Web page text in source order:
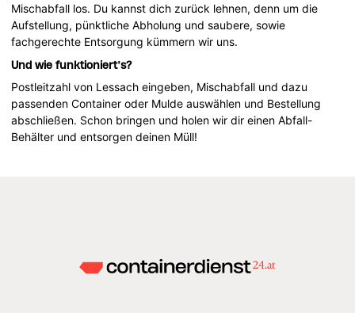
Mischabfall los. Du kannst dich zurück lehnen, denn um die
Aufstellung, pünktliche Abholung und saubere, sowie
fachgerechte Entsorgung kümmern wir uns.
Und wie funktioniert’s?
Postleitzahl von Lessach eingeben, Mischabfall und dazu
passenden Container oder Mulde auswählen und Bestellung
abschließen. Schon bringen und holen wir dir einen Abfall-
Behälter und entsorgen deinen Müll!